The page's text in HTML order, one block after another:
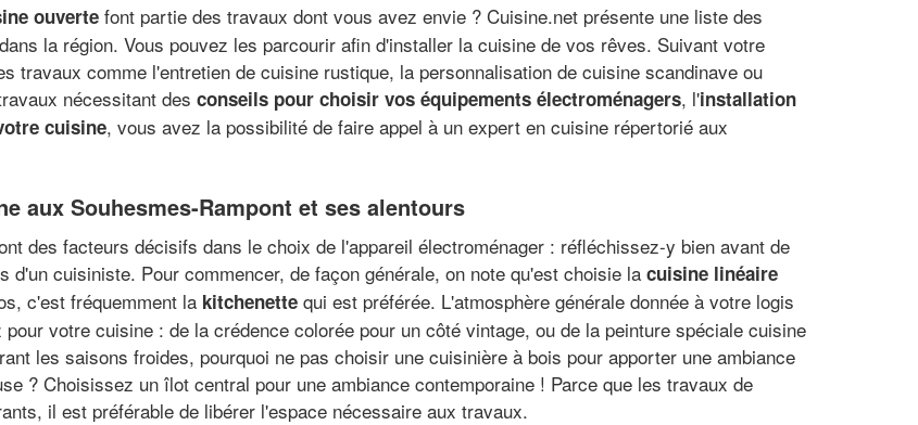
ouverte font partie des travaux dont vous avez envie ? Cuisine.net présente une liste des
la région. Vous pouvez les parcourir afin d'installer la cuisine de vos rêves. Suivant votre
travaux comme l'entretien de cuisine rustique, la personnalisation de cuisine scandinave ou
nécessitant des conseils pour choisir vos équipements électroménagers, l'installation
cuisine, vous avez la possibilité de faire appel à un expert en cuisine répertorié aux
aux Souhesmes-Rampont et ses alentours
des facteurs décisifs dans le choix de l'appareil électroménager : réfléchissez-y bien avant de
cuisiniste. Pour commencer, de façon générale, on note qu'est choisie la cuisine linéaire
c'est fréquemment la kitchenette qui est préférée. L'atmosphère générale donnée à votre logis
votre cuisine : de la crédence colorée pour un côté vintage, ou de la peinture spéciale cuisine
les saisons froides, pourquoi ne pas choisir une cuisinière à bois pour apporter une ambiance
? Choisissez un îlot central pour une ambiance contemporaine ! Parce que les travaux de
il est préférable de libérer l'espace nécessaire aux travaux.